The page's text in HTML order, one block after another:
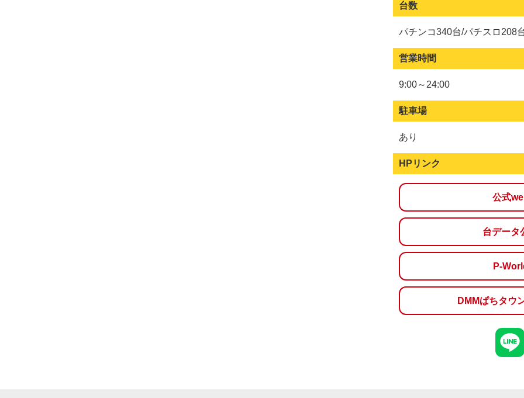
台数
パチンコ340台/パチスロ208
営業時間
9:00～24:00
駐車場
あり
HPリンク
公式
台データ
P-
DMMぱちタウ